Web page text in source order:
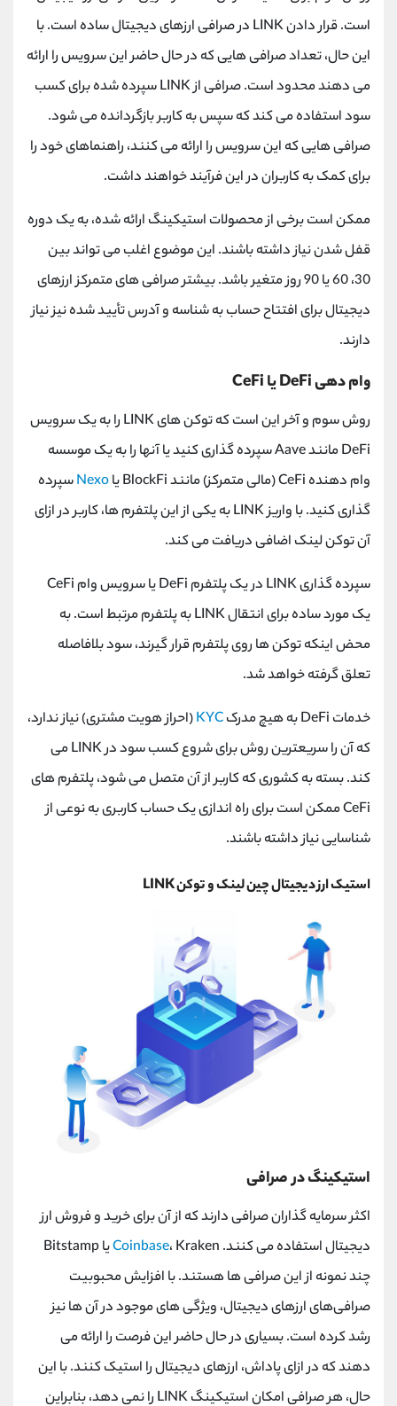
است. قرار دادن LINK در صرافی ارزهای دیجیتال ساده است. با
این حال، تعداد صرافی هایی که در حال حاضر این سرویس را ارائه
می دهند محدود است. صرافی از LINK سپرده شده برای کسب
سود استفاده می کند که سپس به کاربر بازگردانده می شود.
صرافی‌ هایی که این سرویس را ارائه می‌ کنند، راهنماهای خود را
برای کمک به کاربران در این فرآیند خواهند داشت.
ممکن است برخی از محصولات استیکینگ ارائه شده، به یک دوره
قفل شدن نیاز داشته باشند. این موضوع اغلب می تواند بین
30، 60 یا 90 روز متغیر باشد. بیشتر صرافی های متمرکز ارزهای
دیجیتال برای افتتاح حساب به شناسه و آدرس تأیید شده نیز نیاز
دارند.
وام دهی DeFi یا CeFi
روش سوم و آخر این است که توکن های LINK را به یک سرویس
DeFi مانند Aave سپرده گذاری کنید یا آنها را به یک موسسه
وام دهنده CeFi (مالی متمرکز) مانند BlockFi یا
Nexoسپرده
گذاری کنید. با واریز LINK به یکی از این پلتفرم ها، کاربر در ازای
آن توکن لینک اضافی دریافت می کند.
سپرده گذاری LINK در یک پلتفرم DeFi یا سرویس وام CeFi
یک مورد ساده برای انتقال LINK به پلتفرم مرتبط است. به
محض اینکه توکن ها روی پلتفرم قرار گیرند، سود بلافاصله
تعلق گرفته خواهد شد.
خدمات DeFi به هیچ مدرک
KYC(احراز هویت مشتری) نیاز ندارد،
که آن را سریعترین روش برای شروع کسب سود در LINK می
کند. بسته به کشوری که کاربر از آن متصل می ‌شود، پلتفرم ‌های
CeFi ممکن است برای راه ‌اندازی یک حساب کاربری به نوعی از
شناسایی نیاز داشته باشند.
استیک ارز دیجیتال چین لینک و توکن LINK
استیکینگ در صرافی
اکثر سرمایه گذاران صرافی دارند که از آن برای خرید و فروش ارز
دیجیتال استفاده می کنند.
Coinbase ، Kraken یا Bitstamp
چند نمونه از این صرافی ها هستند. با افزایش محبوبیت
صرافی‌های ارزهای دیجیتال، ویژگی‌ های موجود در آن‌ ها نیز
رشد کرده است. بسیاری در حال حاضر این فرصت را ارائه می
دهند که در ازای پاداش، ارزهای دیجیتال را استیک کنند. با این
حال، هر صرافی امکان استیکینگ LINK را نمی دهد، بنابراین